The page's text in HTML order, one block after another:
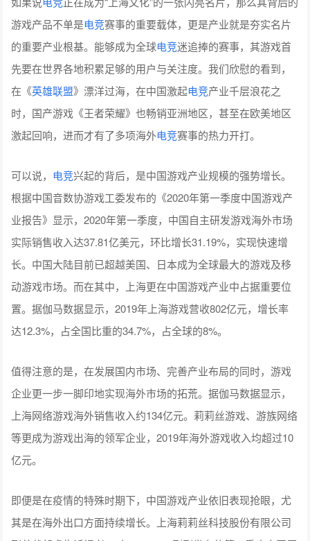
游戏产品不单是电竞赛事的重要载体，更是产业就是夯实名片
的重要产业根基。能够成为全球电竞迷追捧的赛事，其游戏首
先要在世界各地积累足够的用户与关注度。我们欣慰的看到，
在《英雄联盟》漂洋过海，在中国激起电竞产业千层浪花之
时，国产游戏《王者荣耀》也畅销亚洲地区，甚至在欧美地区
激起回响，进而才有了多项海外电竞赛事的热力开打。
可以说， 电竞兴起的背后，是中国游戏产业规模的强势增长。
根据中国音数协游戏工委发布的《2020年第一季度中国游戏产
业报告》显示，2020年第一季度，中国自主研发游戏海外市场
实际销售收入达37.81亿美元，环比增长31.19%，实现快速增
长。中国大陆目前已超越美国、日本成为全球最大的游戏及移
动游戏市场。而在其中，上海更在中国游戏产业中占据重要位
置。据伽马数据显示，2019年上海游戏营收802亿元，增长率
达12.3%，占全国比重的34.7%，占全球的8%。
值得注意的是，在发展国内市场、完善产业布局的同时，游戏
企业更一步一脚印地实现海外市场的拓荒。据伽马数据显示，
上海网络游戏海外销售收入约134亿元。莉莉丝游戏、游族网络
等更成为游戏出海的领军企业，2019年海外游戏收入均超过10
亿元。
即便是在疫情的特殊时期下，中国游戏产业依旧表现抢眼，尤
其是在海外出口方面持续增长。上海莉莉丝科技股份有限公司